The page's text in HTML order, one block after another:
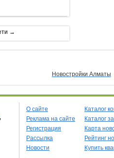
→
Новостройки Алматы
,
О сайте
Реклама на сайте
Регистрация
Рассылка
Новости
Каталог
Каталог
Карта
Рейтинг
Купить